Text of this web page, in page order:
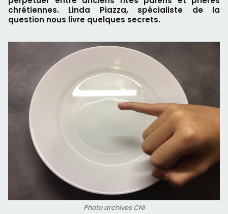
chrétiennes. Linda Piazza, spécialiste de la
question nous livre quelques secrets.
Photo archives CNI